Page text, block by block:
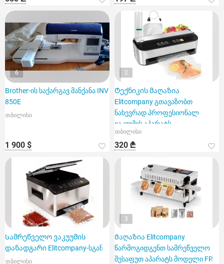
6
Brother-ის საქარგავ მანქანა INV
850E
თბილისი
1 900 $
2
Ტექნიკის მაღაზია
Elitcompany გთავაზობთ
ნახევრად პროფესიონალ
ვაკუუმის აპარატს
თბილისი
320 ₾
Სამრეწველო ვაკუუმის
დანადგარი Elitcompany-სგან
თბილისი
3
Მაღაზია Elitcompany
წარმოგიდგენთ სამრეწველო
შესაფუთ აპარატს მოდელი FR-